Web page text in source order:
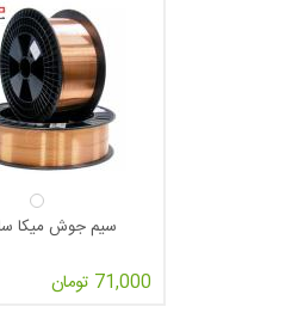
سیم جوش میکا سایز
71,000 تومان